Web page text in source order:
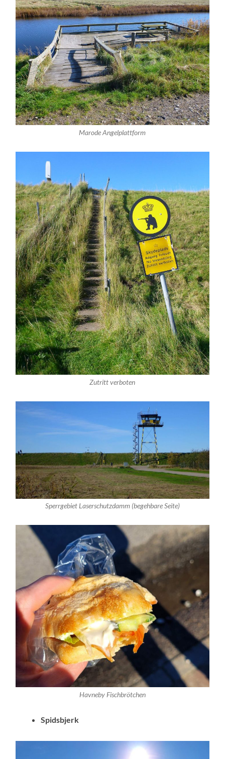
Marode Angelplattform
Zutritt verboten
Sperrgebiet Laserschutzdamm (begehbare Seite)
Havneby Fischbrötchen
Spidsbjerk